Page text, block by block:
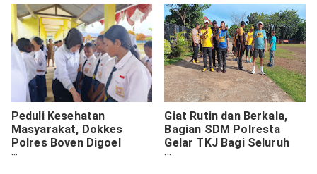
Peduli Kesehatan
Masyarakat, Dokkes
Polres Boven Digoel
Polda Papua Berikan
Giat Rutin dan Berkala,
Bagian SDM Polresta
Gelar TKJ Bagi Seluruh
Personel